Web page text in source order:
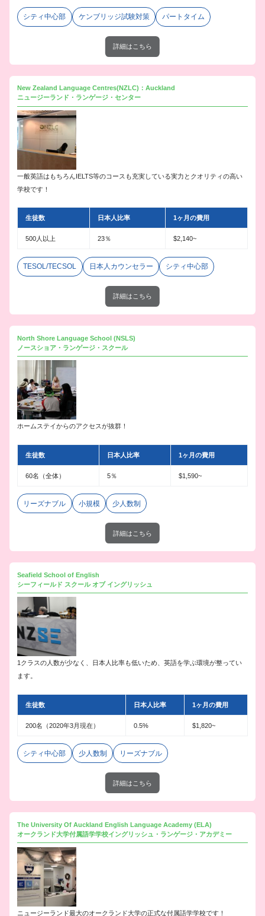
シティ中心部 ケンブリッジ試験対策 パートタイム
詳細はこちら
New Zealand Language Centres(NZLC)：Auckland
ニュージーランド・ランゲージ・センター
一般英語はもちろんIELTS等のコースも充実している実力とクオリティの高い
学校です！
生徒数 日本人比率 1ヶ月の費用
500人以上 23％ $2,140~
TESOL/TECSOL 日本人カウンセラー シティ中心部
詳細はこちら
North Shore Language School (NSLS)
ノースショア・ランゲージ・スクール
ホームステイからのアクセスが抜群！
生徒数 日本人比率 1ヶ月の費用
60名（全体） 5％ $1,590~
リーズナブル 小規模 少人数制
詳細はこちら
Seafield School of English
シーフィールド スクール オブ イングリッシュ
1クラスの人数が少なく、日本人比率も低いため、英語を学ぶ環境が整ってい
ます。
生徒数 日本人比率 1ヶ月の費用
200名（2020年3月現在） 0.5% $1,820~
シティ中心部 少人数制 リーズナブル
詳細はこちら
The University Of Auckland English Language Academy (ELA)
オークランド大学付属語学学校イングリッシュ・ランゲージ・アカデミー
ニュージーランド最大のオークランド大学の正式な付属語学学校です！